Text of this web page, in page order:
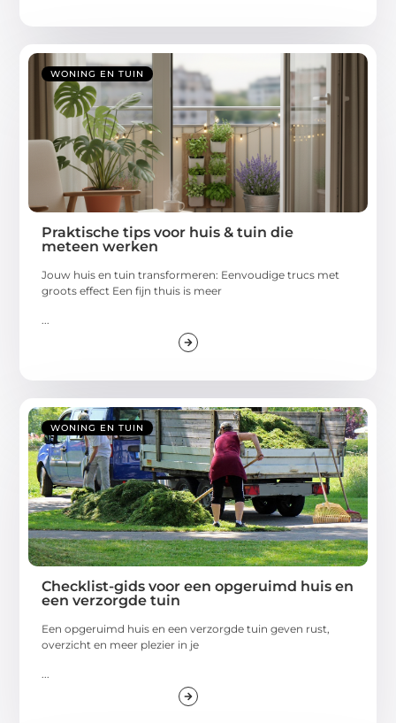
WONING EN TUIN
Praktische tips voor huis & tuin die
meteen werken
Jouw huis en tuin transformeren: Eenvoudige trucs met
groots effect Een fijn thuis is meer
WONING EN TUIN
Checklist-gids voor een opgeruimd huis en
een verzorgde tuin
Een opgeruimd huis en een verzorgde tuin geven rust,
overzicht en meer plezier in je